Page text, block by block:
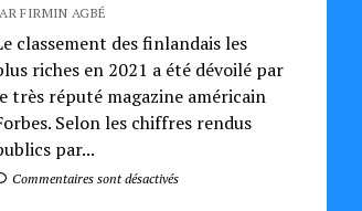
FIRMIN AGBÉ
classement des finlandais les
riches en 2021 a été dévoilé par
très réputé magazine américain
Selon les chiffres rendus
par...
Commentaires sont désactivés